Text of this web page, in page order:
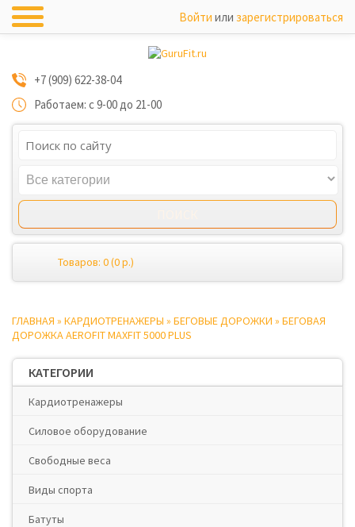
Войти или зарегистрироваться
+7 (909) 622-38-04
Работаем: с 9-00 до 21-00
Товаров: 0 (0 р.)
ГЛАВНАЯ » КАРДИОТРЕНАЖЕРЫ » БЕГОВЫЕ ДОРОЖКИ » БЕГОВАЯ
ДОРОЖКА AEROFIT MAXFIT 5000 PLUS
КАТЕГОРИИ
Кардиотренажеры
Силовое оборудование
Свободные веса
Виды спорта
Батуты